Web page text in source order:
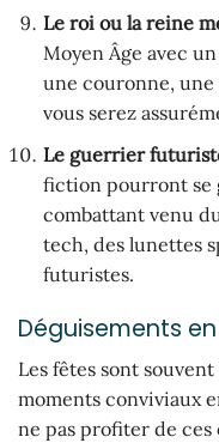
Le roi ou la reine
Moyen Âge avec
une couronne, une
vous serez
Le guerrier
fiction pourront se
combattant venu
tech, des lunettes
futuristes.
Déguisements
Les fêtes sont
moments conviviaux
ne pas profiter de ces